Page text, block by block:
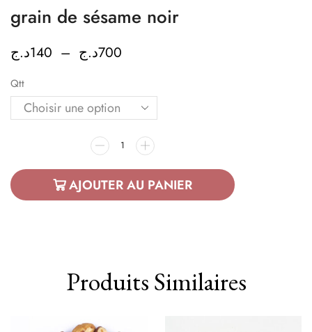
grain de sésame noir
140د.ج – 700د.ج
Qtt
AJOUTER AU PANIER
Produits Similaires